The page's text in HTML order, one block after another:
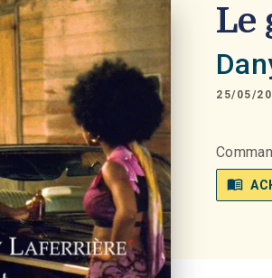
Le
25/05/
menu_book